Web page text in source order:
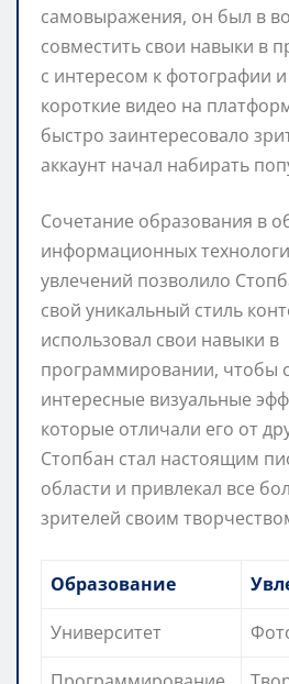
самовыражения, он был в
совместить свои навыки в
с интересом к фотографии
короткие видео на
быстро заинтересовало
аккаунт начал набирать
Сочетание образования в
информационных
увлечений позволило
свой уникальный стиль
использовал свои навыки в
программировании, чтобы
интересные визуальные
которые отличали его от
Стопбан стал настоящим
области и привлекал все
зрителей своим
Образование
Университет